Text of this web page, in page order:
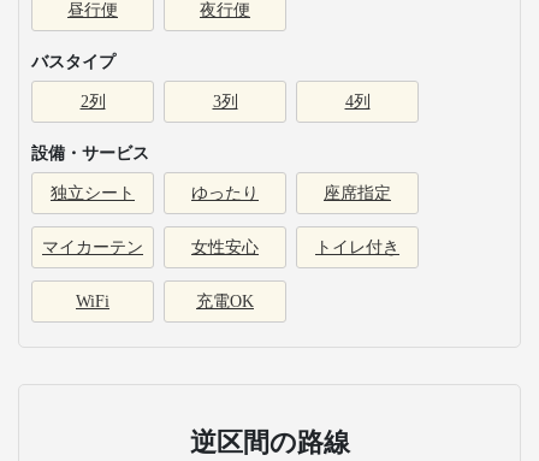
昼行便 夜行便
バスタイプ
2列 3列 4列
設備・サービス
独立シート ゆったり 座席指定
マイカーテン 女性安心 トイレ付き
WiFi 充電OK
逆区間の路線